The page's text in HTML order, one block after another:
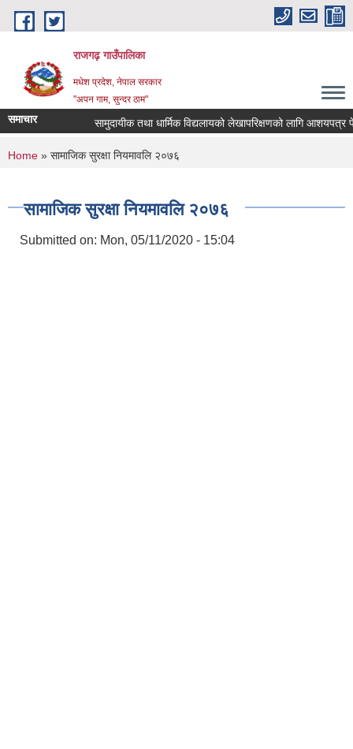
Skip to main content
राजगढ़ गाउँपालिका
मधेश प्रदेश, नेपाल सरकार
"अपन गाम, सुन्दर ठाम"
समाचार सामुदायीक तथा धार्मिक विद्यलायको लेखापरिक्षणको लागि आशयपत्र पेश
You are here
Home » सामाजिक सुरक्षा नियमावलि २०७६
सामाजिक सुरक्षा नियमावलि २०७६
Submitted on: Mon, 05/11/2020 - 15:04